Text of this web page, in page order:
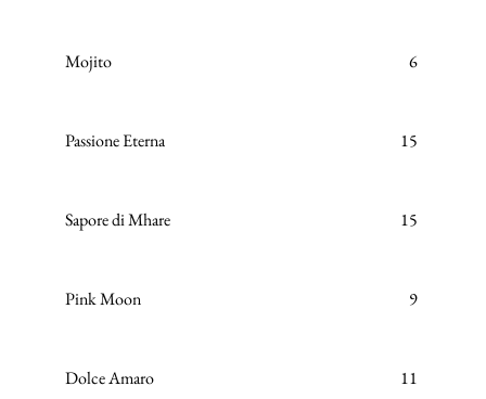
Mojito 6
Passione Eterna 15
Sapore di Mhare 15
Pink Moon 9
Dolce Amaro 11